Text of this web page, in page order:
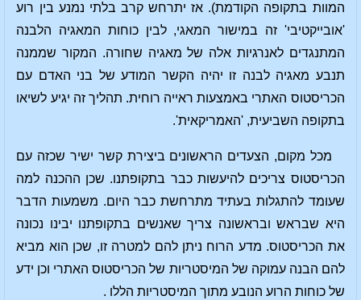
המוות בתקופה הקודמת). אז יתרחש קרב בלתי נמנע בין רוע
'אובייקטיבי' זה במישור המאגי, לבין כוחות המאגיה הלבנה
המתנגדים לאנרגיות אלה של מאגיה שחורה. המקור שממנה
תנבע מאגיה לבנה זו יהיה הקשר המודע של בני האדם עם
הכריסטוס האתרי באמצעות ראייה רוחית. תהליך זה יגיע לשיאו
בתקופה השביעית, 'האמריקאית'.
מכל מקום, הצעדים הראשונים ביצירת קשר ישיר שכזה עם
הכריסטוס צריכים להיעשות כבר בתקופתנו. שכן ההכנה למה
שעומד להתגלות בעתיד מתרחשת כבר היום. משמעות הדבר
היא שבראש ובראשונה צריך שאנשים בתקופתנו יבינו נכונה
את הכריסטוס. מדע הרוח ניתן להם למטרה זו, שכן הוא מביא
להם הבנה עמוקה של המיסטריות של הכריסטוס האתרי וכן ידע
של כוחות הרוע הנובע מתוך המיסטריות הללו .